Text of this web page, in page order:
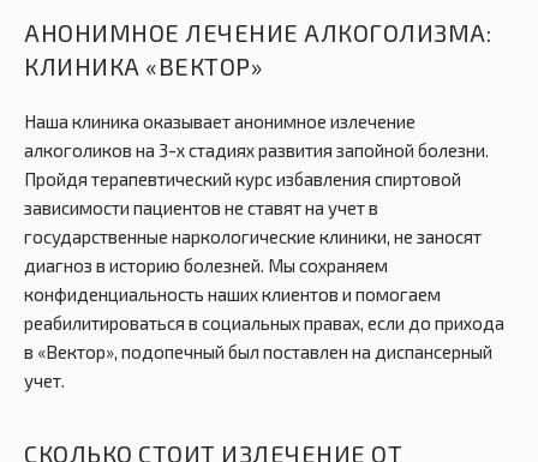
АНОНИМНОЕ ЛЕЧЕНИЕ АЛКОГОЛИЗМА:
КЛИНИКА «ВЕКТОР»
Наша клиника оказывает анонимное излечение
алкоголиков на 3-х стадиях развития запойной болезни.
Пройдя терапевтический курс избавления спиртовой
зависимости пациентов не ставят на учет в
государственные наркологические клиники, не заносят
диагноз в историю болезней. Мы сохраняем
конфиденциальность наших клиентов и помогаем
реабилитироваться в социальных правах, если до прихода
в «Вектор», подопечный был поставлен на диспансерный
учет.
СКОЛЬКО СТОИТ ИЗЛЕЧЕНИЕ ОТ